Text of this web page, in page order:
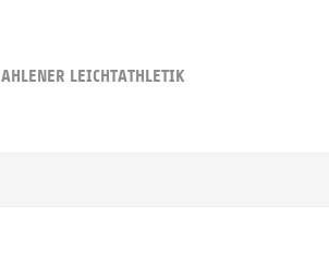
AHLENER LEICHTATHLETIK